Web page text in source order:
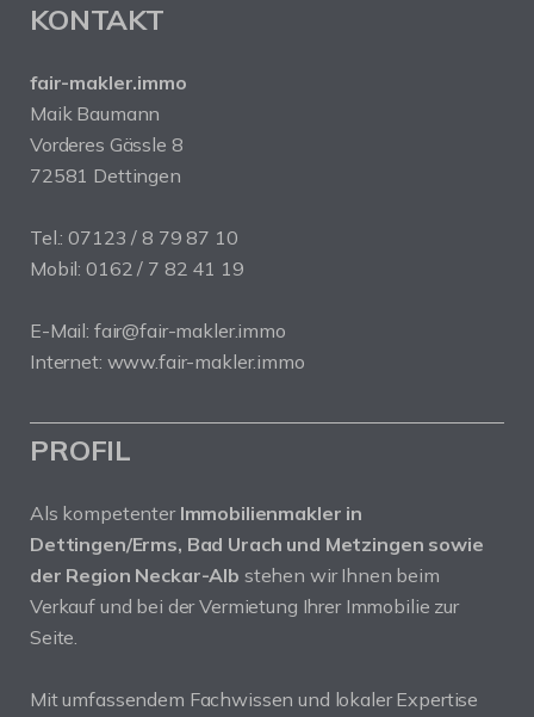
KONTAKT
fair-makler.immo
Maik Baumann
Vorderes Gässle 8
72581 Dettingen
Tel.: 07123 / 8 79 87 10
Mobil: 0162 / 7 82 41 19
E-Mail: fair@fair-makler.immo
Internet: www.fair-makler.immo
PROFIL
Als kompetenter Immobilienmakler in
Dettingen/Erms, Bad Urach und Metzingen sowie
der Region Neckar-Alb stehen wir Ihnen beim
Verkauf und bei der Vermietung Ihrer Immobilie zur
Seite.
Mit umfassendem Fachwissen und lokaler Expertise